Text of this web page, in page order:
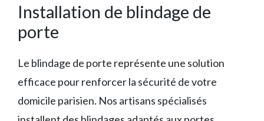
Installation de blindage de
porte
Le blindage de porte représente une solution
efficace pour renforcer la sécurité de votre
domicile parisien. Nos artisans spécialisés